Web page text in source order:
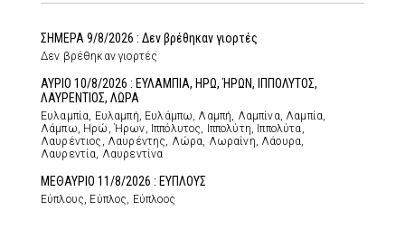
ΣΗΜΕΡΑ 9/8/2026 : Δεν βρέθηκαν γιορτές
Δεν βρέθηκαν γιορτές
ΑΥΡΙΟ 10/8/2026 : ΕΥΛΑΜΠΙΑ, ΗΡΩ, ΉΡΩΝ, ΙΠΠΟΛΥΤΟΣ,
ΛΑΥΡΕΝΤΙΟΣ, ΛΩΡΑ
Ευλαμπία, Ευλαμπή, Ευλάμπω, Λαμπή, Λαμπίνα, Λαμπία,
Λάμπω, Ηρώ, Ήρων, Ιππόλυτος, Ιππολύτη, Ιππολύτα,
Λαυρέντιος, Λαυρέντης, Λώρα, Λωραίνη, Λάουρα,
Λαυρεντία, Λαυρεντίνα
ΜΕΘΑΥΡΙΟ 11/8/2026 : ΕΥΠΛΟΥΣ
Εύπλους, Εύπλος, Εύπλοος